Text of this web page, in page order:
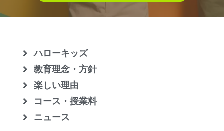
ハローキッズ
教育理念・方針
楽しい理由
コース・授業料
ニュース